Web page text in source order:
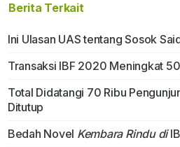
Berita Terkait
Ini Ulasan UAS tentang Sosok
Transaksi IBF 2020 Meningkat
Total Didatangi 70 Ribu
Ditutup
Bedah Novel Kembara Rindu di